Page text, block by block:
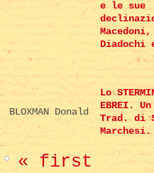
e le sue
BLOXMAN Donald
Lo
EBREI.
Trad. di
Marchesi.
« first